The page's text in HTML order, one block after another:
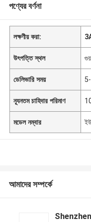
পণ্যের বর্ণনা
লক্ষণীয় করা:
উৎপত্তি স্থল
ডেলিভারি সময় 5-
ন্যূনতম চাহিদার পরিমাণ
মডেল নম্বার
আমাদের সম্পর্কে